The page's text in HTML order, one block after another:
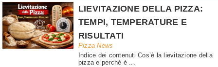
LIEVITAZIONE DELLA PIZZA:
TEMPI, TEMPERATURE E
RISULTATI
Pizza News
Indice dei contenuti Cos’è la lievitazione della
pizza e perché è ...